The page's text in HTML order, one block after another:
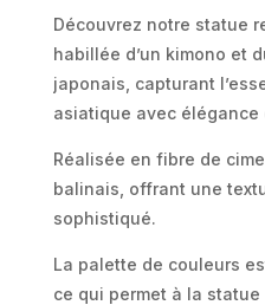
Découvrez notre statue
habillée d’un kimono et
japonais, capturant
asiatique avec élégance
Réalisée en fibre de
balinais, offrant une
sophistiqué.
La palette de couleurs
ce qui permet à la